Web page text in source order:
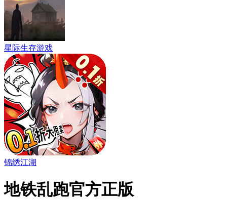
星际生存游戏
锦绣江湖
地铁乱跑官方正版